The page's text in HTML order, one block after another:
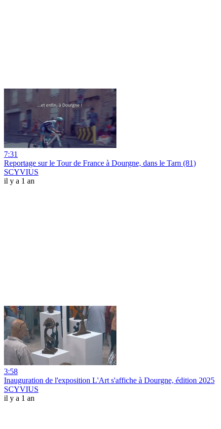
7:31
Reportage sur le Tour de France à Dourgne, dans le Tarn (81)
SCYVIUS
il y a 1 an
3:58
Inauguration de l'exposition L'Art s'affiche à Dourgne, édition 2025
SCYVIUS
il y a 1 an